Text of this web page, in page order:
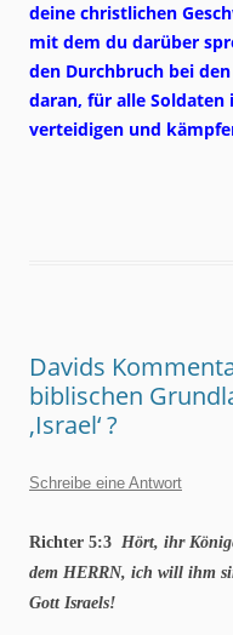
deine christlichen
mit dem du darüber
den Durchbruch bei
daran, für alle Soldaten
verteidigen und
Davids
biblischen
‚Israel‘ ?
Schreibe eine Antwort
Richter 5:3 Hört, ihr
dem HERRN, ich will ihm
Gott Israels!